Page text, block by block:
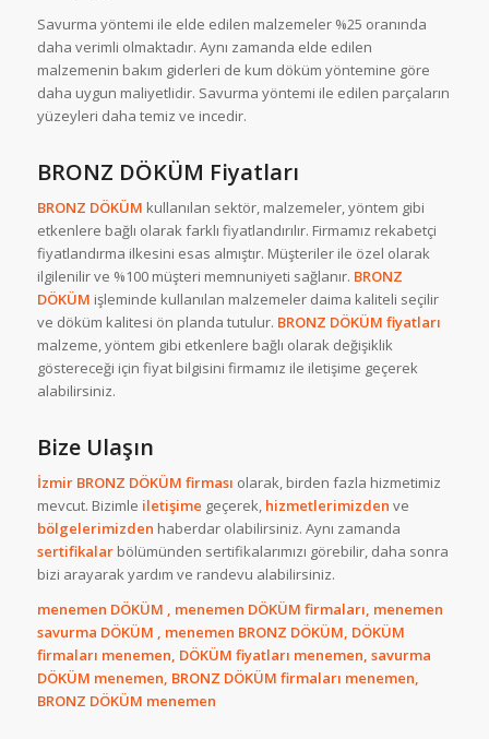
Savurma yöntemi ile elde edilen malzemeler %25 oranında
daha verimli olmaktadır. Aynı zamanda elde edilen
malzemenin bakım giderleri de kum döküm yöntemine göre
daha uygun maliyetlidir. Savurma yöntemi ile edilen parçaların
yüzeyleri daha temiz ve incedir.
BRONZ DÖKÜM Fiyatları
BRONZ DÖKÜM kullanılan sektör, malzemeler, yöntem gibi
etkenlere bağlı olarak farklı fiyatlandırılır. Firmamız rekabetçi
fiyatlandırma ilkesini esas almıştır. Müşteriler ile özel olarak
ilgilenilir ve %100 müşteri memnuniyeti sağlanır. BRONZ
DÖKÜM işleminde kullanılan malzemeler daima kaliteli seçilir
ve döküm kalitesi ön planda tutulur. BRONZ DÖKÜM fiyatları
malzeme, yöntem gibi etkenlere bağlı olarak değişiklik
göstereceği için fiyat bilgisini firmamız ile iletişime geçerek
alabilirsiniz.
Bize Ulaşın
İzmir BRONZ DÖKÜM firması olarak, birden fazla hizmetimiz
mevcut. Bizimle iletişime geçerek, hizmetlerimizden ve
bölgelerimizden haberdar olabilirsiniz. Aynı zamanda
sertifikalarbölümünden sertifikalarımızı görebilir, daha sonra
bizi arayarak yardım ve randevu alabilirsiniz.
menemen DÖKÜM , menemen DÖKÜM firmaları, menemen
savurma DÖKÜM , menemen BRONZ DÖKÜM, DÖKÜM
firmaları menemen, DÖKÜM fiyatları menemen, savurma
DÖKÜM menemen, BRONZ DÖKÜM firmaları menemen,
BRONZ DÖKÜM menemen